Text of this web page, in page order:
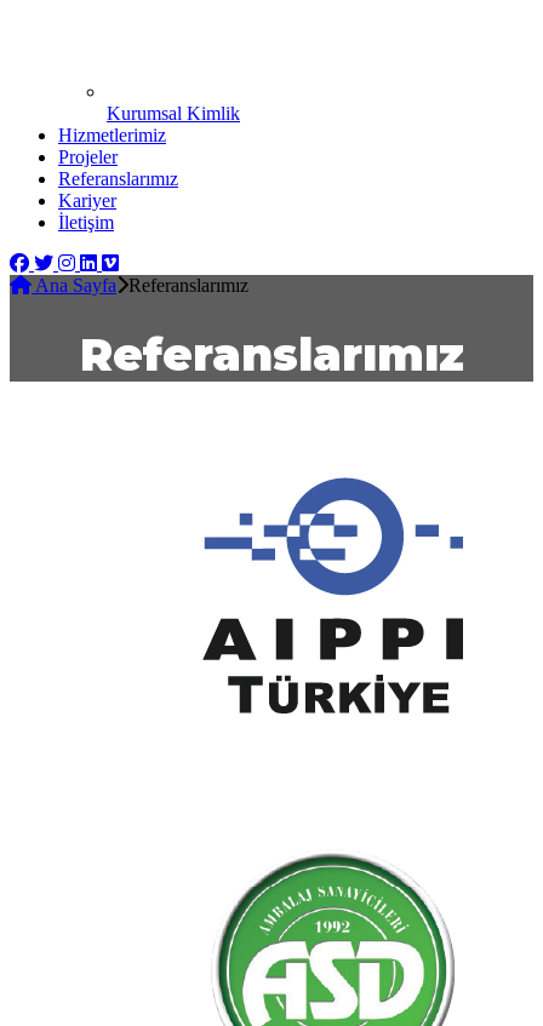
Kurumsal Kimlik
Hizmetlerimiz
Projeler
Referanslarımız
Kariyer
İletişim
Ana Sayfa Referanslarımız
Referanslarımız